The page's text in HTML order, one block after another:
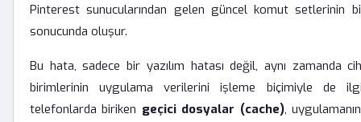
Pinterest sunucularından gelen güncel komut setlerinin
sonucunda oluşur.
Bu hata, sadece bir yazılım hatası değil, aynı zamanda
birimlerinin uygulama verilerini işleme biçimiyle de
telefonlarda biriken geçici dosyalar (cache),